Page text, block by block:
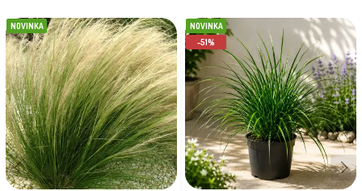
NOVINKA
NOVINKA
-51%